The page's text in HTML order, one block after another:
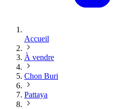
Accueil
À vendre
Chon Buri
Pattaya